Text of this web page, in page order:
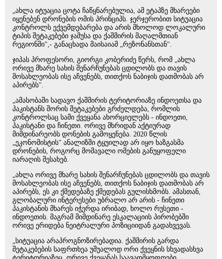
„ახლა იტუაცია ცოტა ჩაწყნარებულია, ამ ეტაპზე მხარეები
იყენებენ დრონების ომის პრინციპს. ჯერჯერობით სიტუაცია
კონტროლს ექვემდებარება და არის მხოლოდ ლოკალური
ტიპის შეტაკებები ჯამუსა და ქაშმირის მაღალმთიან
რეგიონში",- განაცხადა მაისაიამ „რეზონანსთან".
ჯიპას პროფესორი, გიორგი კობერიძე წერს, რომ „ახლა
ორივე მხარე სახის შენარჩუნებას ცდილობს და თავის
მოსახლეობას ისე აჩვენებს, თითქოს ნაბიჯის დათმობას არ
აპირებს".
„ამასობაში სადავო ქაშმირის ტერიტორიაზე ინდოეთსა და
პაკისტანს შორის შეტაკებები გრძელდება, რომლის
კონტროლსაც სამი ქვეყანა ახორციელებს - ინდოეთი,
პაკისტანი და ჩინეთი. ორივე მხრიდან აქტიურად
მიმდინარეობს დონების გამოყენება. 2020 წლის
„ეკონომისტის" ანალიზში ტყუილად არ იყო ხაზგასმა
დრონების, როგორც მომავალი ომების განუყოფელი
იარაღის შესახებ.
„ახლა ორივე მხარე სახის შენარჩუნებას ცდილობს და თავის
მოსახლეობას ისე აჩვენებს, თითქოს ნაბიჯის დათმობას არ
აპირებს, ეს კი ქმედებაზე ქმედებას გულისხმობს. ამასთან,
გლობალური ინტერესები უბრალო არ არის - ჩინეთი
პაკისტანის მხარეს იჭერდა ირიბად, ხოლო რუსეთი -
ინდოეთის. მაგრამ მიმდინარე ესკალაციის პირობებში
ორივე ერიდება ნეიტრალური პოზიციიდან გადახვევას.
„სიტუაცია არაპროგნოზირებადია. ქაშმირის გარდა
შეტაკებების საფრთხეა უშუალოდ ორი ქვეყნის სხვადასხვა